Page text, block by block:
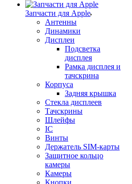
Запчасти для Apple
Антенны
Динамики
Дисплеи
Подсветка
дисплея
Рамка дисплея и
тачскрина
Корпуса
Задняя крышка
Стекла дисплеев
Тачскрины
Шлейфы
IC
Винты
Держатель SIM-карты
Защитное кольцо
камеры
Камеры
Кнопки